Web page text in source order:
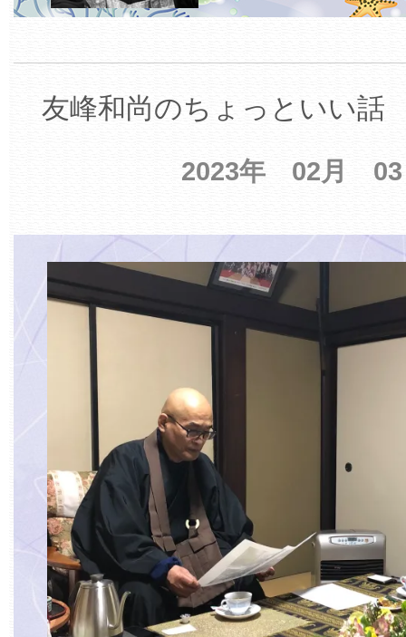
友峰和尚のちょっといい話
2023年 02月